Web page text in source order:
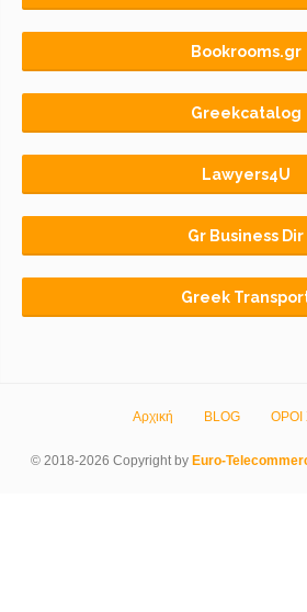
Bookrooms.gr
Greekcatalog
Lawyers4U
Gr Business Dir
Greek
Αρχική BLOG
© 2018-2026 Copyright by Euro-